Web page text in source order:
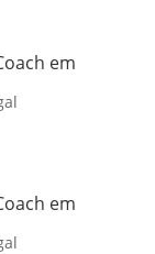
em
em